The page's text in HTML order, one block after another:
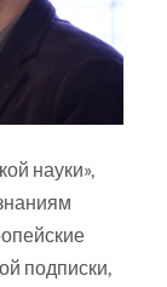
науки»,
подписки,